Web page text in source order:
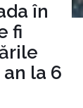
în
fi
la 6